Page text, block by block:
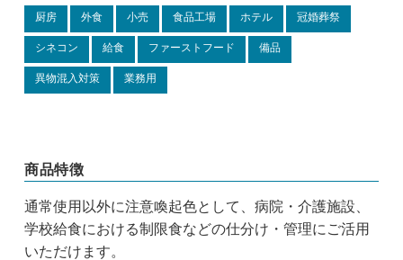
厨房 外食 小売 食品工場 ホテル 冠婚葬祭
シネコン 給食 ファーストフード 備品
異物混入対策 業務用
商品特徴
通常使用以外に注意喚起色として、病院・介護施設、
学校給食における制限食などの仕分け・管理にご活用
いただけます。